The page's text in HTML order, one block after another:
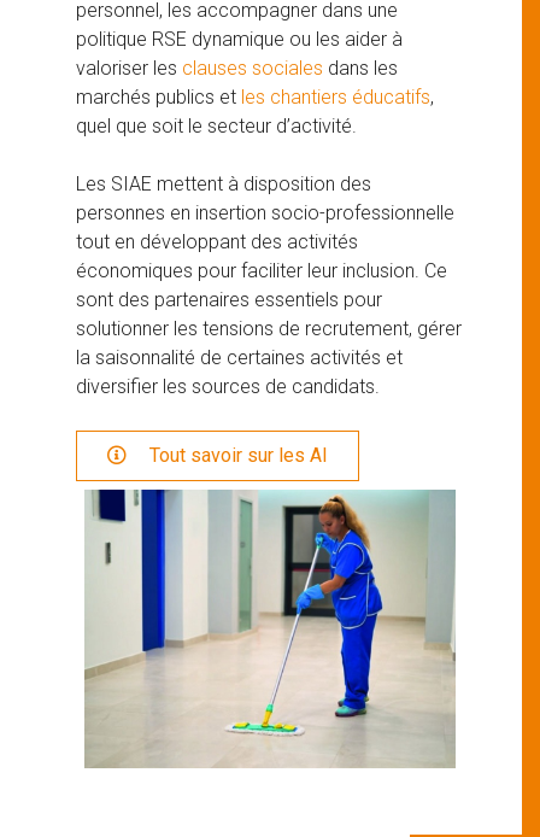
personnel, les accompagner dans une
politique RSE dynamique ou les aider à
valoriser les clauses sociales dans les
marchés publics et les chantiers éducatifs,
quel que soit le secteur d’activité.
Les SIAE mettent à disposition des
personnes en insertion socio-professionnelle
tout en développant des activités
économiques pour faciliter leur inclusion. Ce
sont des partenaires essentiels pour
solutionner les tensions de recrutement, gérer
la saisonnalité de certaines activités et
diversifier les sources de candidats.
Tout savoir sur les AI